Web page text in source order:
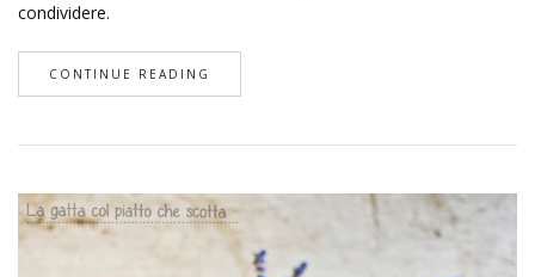
condividere.
CONTINUE READING